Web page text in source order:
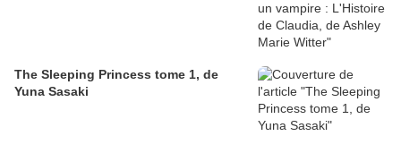
The Sleeping Princess tome 1, de
Yuna Sasaki